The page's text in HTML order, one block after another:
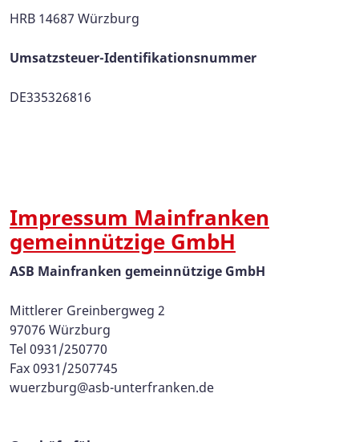
HRB 14687 Würzburg
Umsatzsteuer-Identifikationsnummer
DE335326816
Impressum Mainfranken
gemeinnützige GmbH
ASB Mainfranken gemeinnützige GmbH
Mittlerer Greinbergweg 2
97076 Würzburg
Tel 0931/250770
Fax 0931/2507745
wuerzburg@asb-unterfranken.de